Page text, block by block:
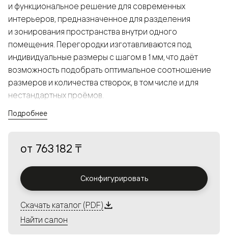
и функциональное решение для современных
интерьеров, предназначенное для разделения
и зонирования пространства внутри одного
помещения. Перегородки изготавливаются под
индивидуальные размеры с шагом в 1 мм, что даёт
возможность подобрать оптимальное соотношение
размеров и количества створок, в том числе и для
нестандартных проёмов.
а большой выбор вставок из стекла с различными
решения в интерьере и варьировать освещённость.
Алюминиевые перегородки имеют единый профиль
с алюминиевыми дверьми и легко сочетаются в одном
Подробнее
от 763 182 ₸
Сконфигурировать
Скачать каталог (PDF)
Найти салон